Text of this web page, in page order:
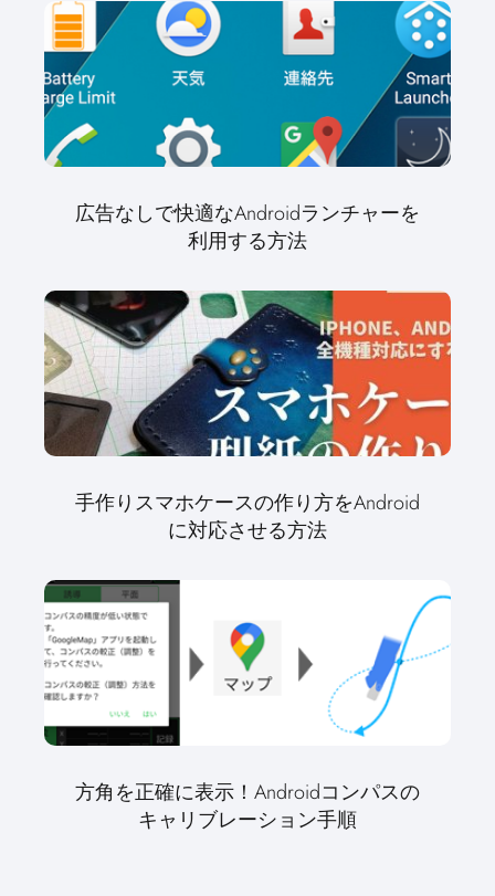
広告なしで快適なAndroidランチャーを
利用する方法
手作りスマホケースの作り方をAndroid
に対応させる方法
方角を正確に表示！Androidコンパスの
キャリブレーション手順